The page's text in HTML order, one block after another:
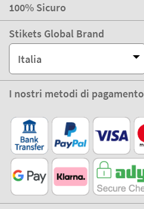
100% Sicuro
Stikets Global Brand
Italia
I nostri metodi di pagamento